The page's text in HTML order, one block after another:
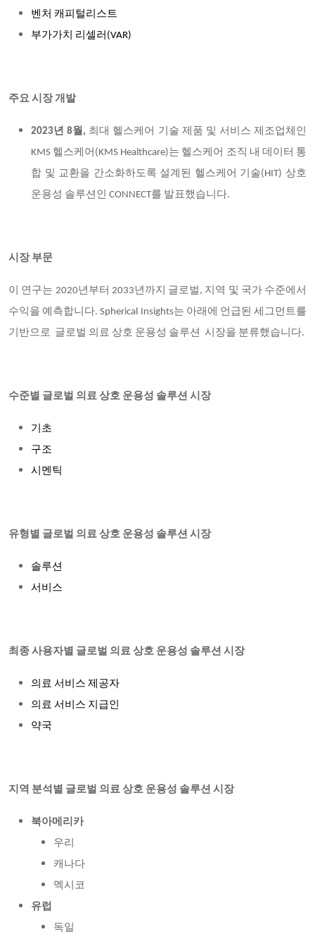
벤처 캐피털리스트
부가가치 리셀러(VAR)
주요 시장 개발
2023년 8월, 최대 헬스케어 기술 제품 및 서비스 제조업체인
KMS 헬스케어(KMS Healthcare)는 헬스케어 조직 내 데이터 통
합 및 교환을 간소화하도록 설계된 헬스케어 기술(HIT) 상호
운용성 솔루션인 CONNECT를 발표했습니다.
시장 부문
이 연구는 2020년부터 2033년까지 글로벌, 지역 및 국가 수준에서
수익을 예측합니다. Spherical Insights는 아래에 언급된 세그먼트를
기반으로 글로벌 의료 상호 운용성 솔루션 시장을 분류했습니다.
수준별 글로벌 의료 상호 운용성 솔루션 시장
기초
구조
시멘틱
유형별 글로벌 의료 상호 운용성 솔루션 시장
솔루션
서비스
최종 사용자별 글로벌 의료 상호 운용성 솔루션 시장
의료 서비스 제공자
의료 서비스 지급인
약국
지역 분석별 글로벌 의료 상호 운용성 솔루션 시장
북아메리카
우리
캐나다
멕시코
유럽
독일